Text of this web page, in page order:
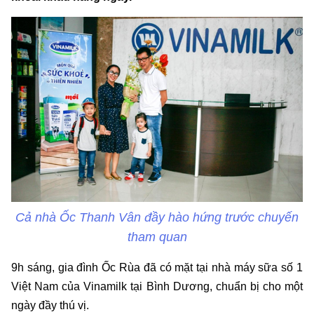
Cả nhà Ốc Thanh Vân đầy hào hứng trước chuyến
tham quan
9h sáng, gia đình Ốc Rùa đã có mặt tại nhà máy sữa số 1
Việt Nam của Vinamilk tại Bình Dương, chuẩn bị cho một
ngày đầy thú vị.